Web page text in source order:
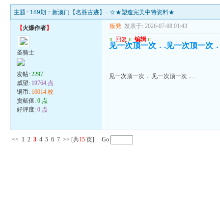
主题 : 189期：新澳门【名胜古迹】═☆★塑造完美中特资料★
【火爆作者】
圣骑士
发帖:2297
威望: 19764 点
铜币: 10014 枚
贡献值:0 点
好评度:0 点
板凳 发表于: 2026-07-08 01:43
u 回复 u 编辑 u
见一次顶一次．.见一次顶一次
见一次顶一次．.见一次顶一次．.
<< 1 2 3 4 5 6 7 >> [共15 页] Go